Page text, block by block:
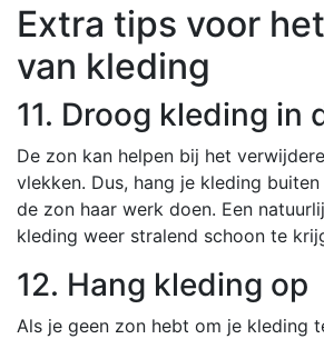
Extra tips voor
van kleding
11. Droog kleding in
De zon kan helpen bij het
vlekken. Dus, hang je kleding
de zon haar werk doen. Een
kleding weer stralend schoon te
12. Hang kleding op
Als je geen zon hebt om je kleding